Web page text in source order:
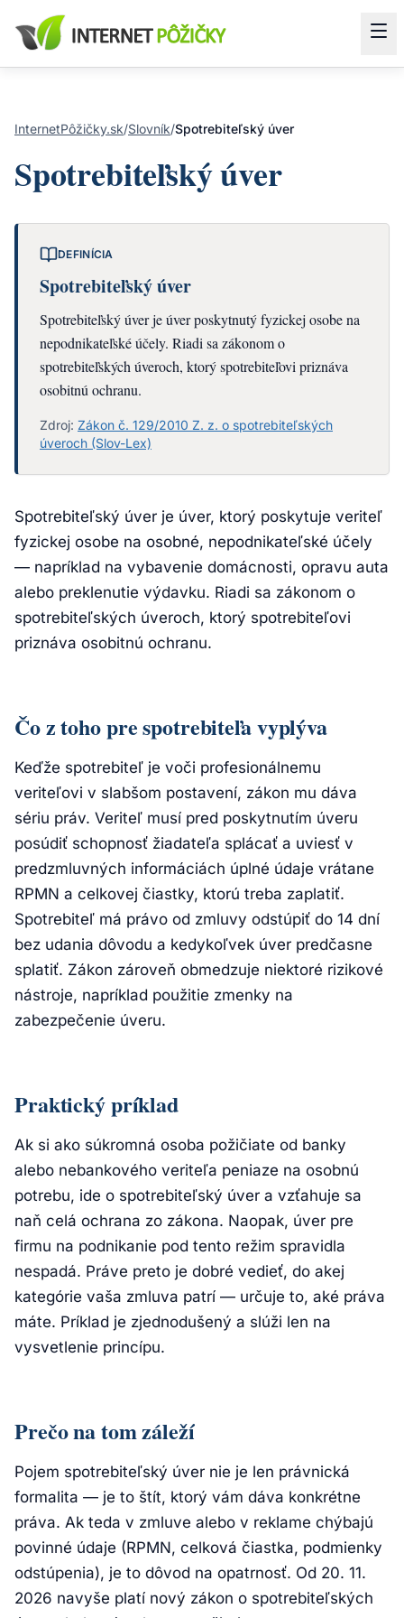
InternetPôžičky.sk/Slovník/Spotrebiteľský úver
Spotrebiteľský úver
DEFINÍCIA
Spotrebiteľský úver
Spotrebiteľský úver je úver poskytnutý fyzickej osobe na
nepodnikateľské účely. Riadi sa zákonom o
spotrebiteľských úveroch, ktorý spotrebiteľovi priznáva
osobitnú ochranu.
Zdroj: Zákon č. 129/2010 Z. z. o spotrebiteľských
úveroch (Slov-Lex)
Spotrebiteľský úver je úver, ktorý poskytuje veriteľ
fyzickej osobe na osobné, nepodnikateľské účely
— napríklad na vybavenie domácnosti, opravu auta
alebo preklenutie výdavku. Riadi sa zákonom o
spotrebiteľských úveroch, ktorý spotrebiteľovi
priznáva osobitnú ochranu.
Čo z toho pre spotrebiteľa vyplýva
Keďže spotrebiteľ je voči profesionálnemu
veriteľovi v slabšom postavení, zákon mu dáva
sériu práv. Veriteľ musí pred poskytnutím úveru
posúdiť schopnosť žiadateľa splácať a uviesť v
predzmluvných informáciách úplné údaje vrátane
RPMN a celkovej čiastky, ktorú treba zaplatiť.
Spotrebiteľ má právo od zmluvy odstúpiť do 14 dní
bez udania dôvodu a kedykoľvek úver predčasne
splatiť. Zákon zároveň obmedzuje niektoré rizikové
nástroje, napríklad použitie zmenky na
zabezpečenie úveru.
Praktický príklad
Ak si ako súkromná osoba požičiate od banky
alebo nebankového veriteľa peniaze na osobnú
potrebu, ide o spotrebiteľský úver a vzťahuje sa
naň celá ochrana zo zákona. Naopak, úver pre
firmu na podnikanie pod tento režim spravidla
nespadá. Práve preto je dobré vedieť, do akej
kategórie vaša zmluva patrí — určuje to, aké práva
máte. Príklad je zjednodušený a slúži len na
vysvetlenie princípu.
Prečo na tom záleží
Pojem spotrebiteľský úver nie je len právnická
formalita — je to štít, ktorý vám dáva konkrétne
práva. Ak teda v zmluve alebo v reklame chýbajú
povinné údaje (RPMN, celková čiastka, podmienky
odstúpenia), je to dôvod na opatrnosť. Od 20. 11.
2026 navyše platí nový zákon o spotrebiteľských